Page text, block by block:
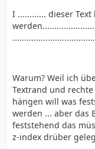
I ............ dieser
Warum? Weil ich
Textrand und
hängen will was
werden ... aber das
feststehend das
z-index drüber